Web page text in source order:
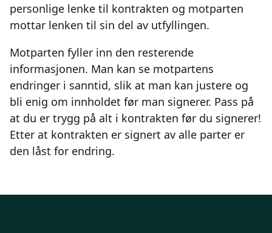
personlige lenke til kontrakten og motparten
mottar lenken til sin del av utfyllingen.
Motparten fyller inn den resterende
informasjonen. Man kan se motpartens
endringer i sanntid, slik at man kan justere og
bli enig om innholdet før man signerer. Pass på
at du er trygg på alt i kontrakten før du signerer!
Etter at kontrakten er signert av alle parter er
den låst for endring.